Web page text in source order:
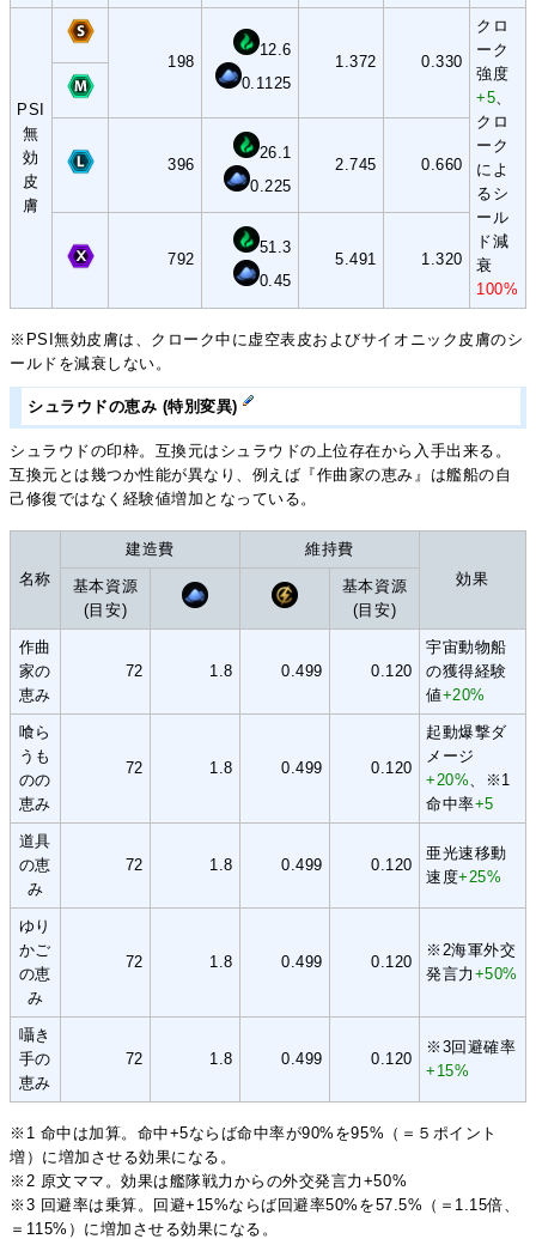
PSI
無
効
皮
膚
198
12.6
0.1125
1.372 0.330
クロ
ーク
強度
+5、
クロ
ーク
によ
るシ
ール
ド減
衰
100%
396
26.1
0.225
2.745 0.660
792
51.3
0.45
5.491 1.320
※PSI無効皮膚は、クローク中に虚空表皮およびサイオニック皮膚のシ
ールドを減衰しない。
シュラウドの恵み (特別変異)
シュラウドの印枠。互換元はシュラウドの上位存在から入手出来る。
互換元とは幾つか性能が異なり、例えば『作曲家の恵み』は艦船の自
己修復ではなく経験値増加となっている。
名称
建造費
維持費
効果
基本資源
(目安)
基本資源
(目安)
作曲
家の
恵み
72 1.8 0.499 0.120
宇宙動物船
の獲得経験
値+20%
喰ら
うも
のの
恵み
72 1.8 0.499 0.120
起動爆撃ダ
メージ
+20% 、※1
命中率+5
道具
の恵
み
72 1.8 0.499 0.120
亜光速移動
速度+25%
ゆり
かご
の恵
み
72 1.8 0.499 0.120
※2海軍外交
発言力 +50%
囁き
手の
恵み
72 1.8 0.499 0.120
※3回避確率
+15%
※1 命中は加算。命中+5ならば命中率が90%を95%（＝５ポイント
増）に増加させる効果になる。
※2 原文ママ。効果は艦隊戦力からの外交発言力+50%
※3 回避率は乗算。回避+15%ならば回避率50%を57.5%（＝1.15倍、
＝115%）に増加させる効果になる。